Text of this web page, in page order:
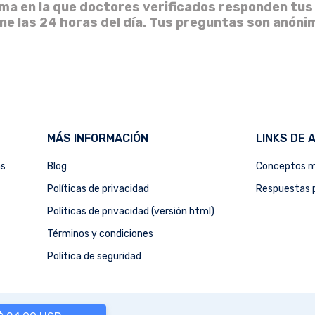
en la que doctores verificados responden
las 24 horas del día. Tus preguntas son
MÁS INFORMACIÓN
Blog
Políticas de privacidad
Políticas de privacidad (versión html)
Términos y condiciones
Política de seguridad
LINKS DE
Conceptos
Respuestas